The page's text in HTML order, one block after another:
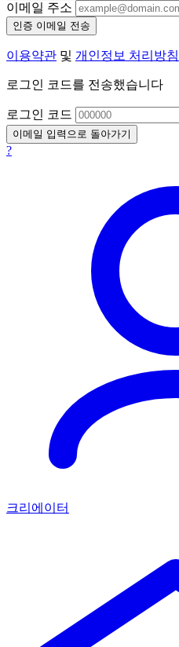
이메일 주소
인증 이메일 전송
이용약관 및 개인정보 처리방침
로그인 코드를 전송했습니다
로그인 코드
이메일 입력으로 돌아가기
?
크리에이터